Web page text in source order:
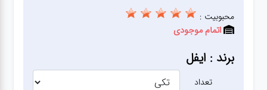
لوازم متفرقه
آشپزخانه
زودپز،قابلمه،تابه
محبوبیت :
اتمام موجودی
برند : ایفل
تعداد